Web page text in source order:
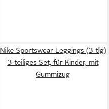
Nike Sportswear Leggings (3-tlg)
3-teiliges Set, für Kinder, mit
Gummizug